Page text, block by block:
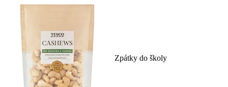
Zpátky do školy